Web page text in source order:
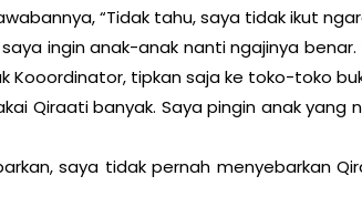
“Tidak tahu, saya tidak ikut
ingin anak-anak nanti ngajinya
tipkan saja ke toko-toko
Qiraati banyak. Saya pingin anak yang
saya tidak pernah menyebarkan